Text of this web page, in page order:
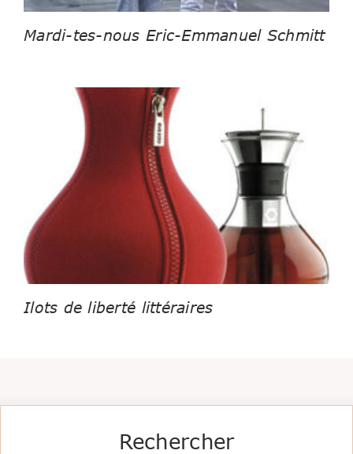
Mardi-tes-nous Eric-Emmanuel Schmitt
Ilots de liberté littéraires
Rechercher